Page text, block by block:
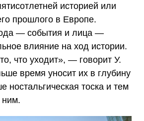
историей или
прошлого в Европе.
— события и лица —
влияние на ход истории.
что уходит», — говорит У.
время уносит их в глубину
ностальгическая тоска и тем
ним.